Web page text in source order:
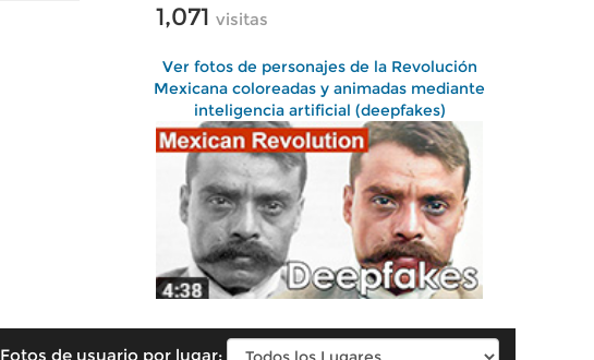
1,071 visitas
Ver fotos de personajes de la Revolución
Mexicana coloreadas y animadas mediante
inteligencia artificial (deepfakes)
Fotos de usuario por lugar: